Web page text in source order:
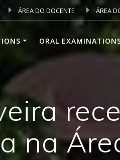
ÁREA DO DOCENTE ÁREA
ORAL
na